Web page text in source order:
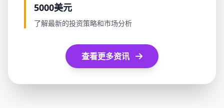
5000美元
了解最新的投资策略和市场分析
查看更多资讯